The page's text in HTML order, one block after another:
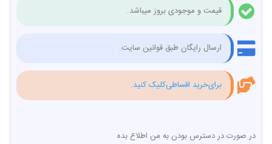
قیمت و موجودی بروز میباشد.
ارسال رایگان طبق قوانین سایت.
برای‌خرید اقساطی‌کلیک کنید.
در صورت در دسترس بودن به من اطلاع بده